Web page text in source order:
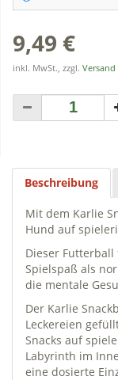
9,49 €
inkl. MwSt., zzgl. Versand
Beschreibung
Mit dem Karlie
Hund auf
Dieser
Spielspaß als
die mentale
Der Karlie
Leckereien
Snacks auf
Labyrinth im
eine dosierte